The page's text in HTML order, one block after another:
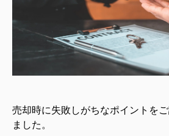
売却時に失敗しがちなポイントを
ました。